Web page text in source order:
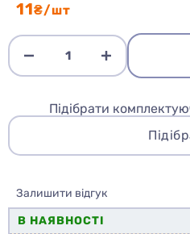
11₴/шт
Підібрати
Залишити відгук
В НАЯВНОСТІ